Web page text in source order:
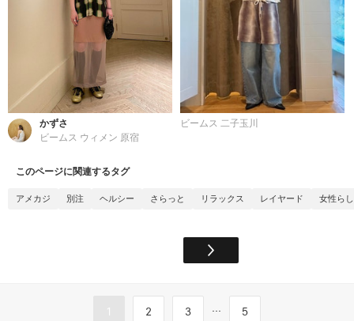
かずさ
ビームス ウィメン 原宿
ビームス 二子玉川
このページに関連するタグ
アメカジ 別注 ヘルシー さらっと リラックス レイヤード 女性ら
1 2 3 ... 5